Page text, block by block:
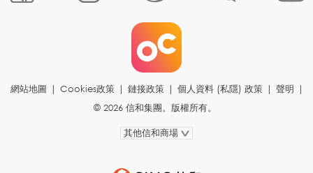
網站地圖 | Cookies政策 | 鏈接政策 | 個人資料 (私隱) 政策 | 聲明 |
© 2026 信和集團。版權所有。
其他信和商場